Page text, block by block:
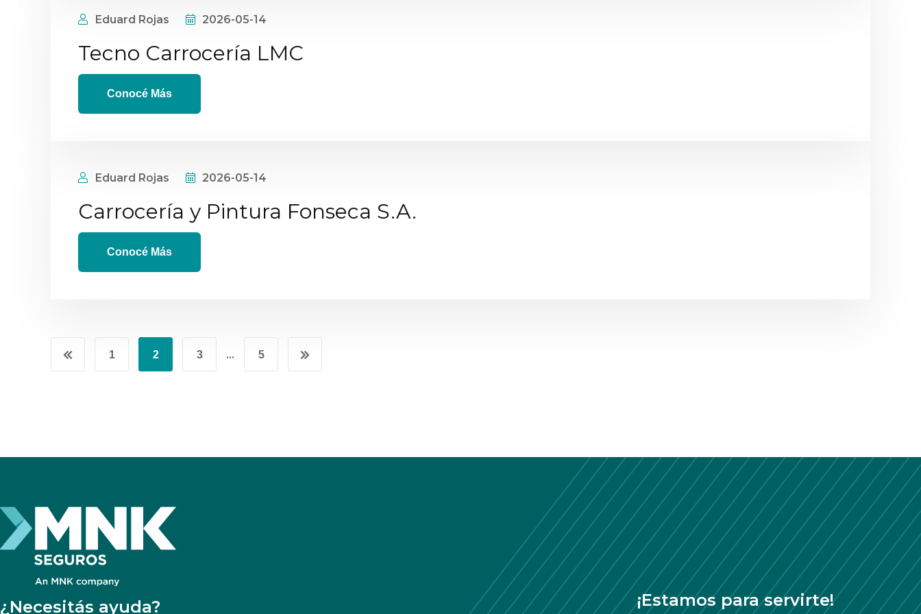
Eduard Rojas 2026-05-14
Tecno Carrocería LMC
Conocé Más
Eduard Rojas 2026-05-14
Carrocería y Pintura Fonseca S.A.
Conocé Más
1 2 3 … 5
¿Necesitás ayuda? ¡Estamos para servirte!